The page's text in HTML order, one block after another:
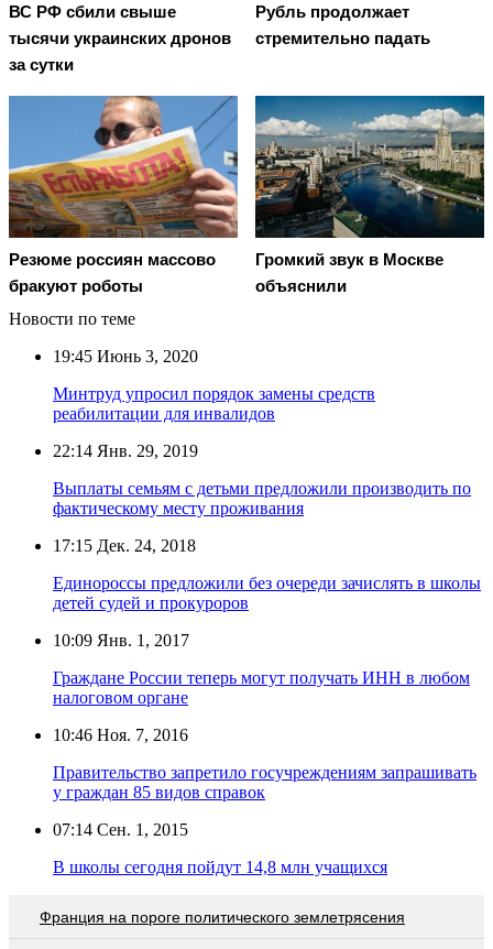
ВС РФ сбили свыше
тысячи украинских дронов
за сутки
Рубль продолжает
стремительно падать
Резюме россиян массово
бракуют роботы
Громкий звук в Москве
объяснили
Новости по теме
19:45 Июнь 3, 2020
Минтруд упросил порядок замены средств
реабилитации для инвалидов
22:14 Янв. 29, 2019
Выплаты семьям с детьми предложили производить по
фактическому месту проживания
17:15 Дек. 24, 2018
Единороссы предложили без очереди зачислять в школы
детей судей и прокуроров
10:09 Янв. 1, 2017
Граждане России теперь могут получать ИНН в любом
налоговом органе
10:46 Ноя. 7, 2016
Правительство запретило госучреждениям запрашивать
у граждан 85 видов справок
07:14 Сен. 1, 2015
В школы сегодня пойдут 14,8 млн учащихся
Франция на пороге политического землетрясения